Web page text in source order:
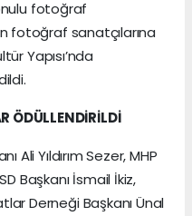
fotoğraf
fotoğraf sanatçılarına
Yapısı’nda
ÖDÜLLENDİRİLDİ
Ali Yıldırım Sezer, MHP
Başkanı İsmail İkiz,
Derneği Başkanı Ünal